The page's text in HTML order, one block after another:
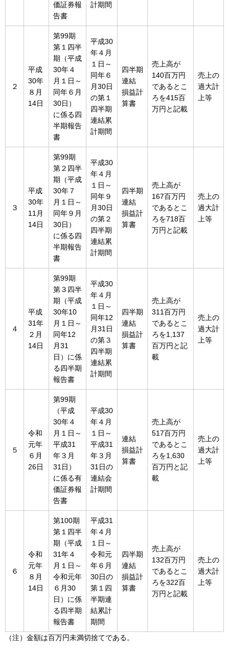
価証券報
告書
計期間
２
平成
30年
８月
14日
第99期
第１四半
期（平成
30年４
月１日～
同年６月
30日）
に係る四
半期報告
書
平成30
年４月
１日～
同年６
月30日
の第１
四半期
連結累
計期間
四半期
連結
損益計
算書
売上高が
140百万円
であるとこ
ろを415百
万円と記載
売上の
過大計
上等
３
平成
30年
11月
14日
第99期
第２四半
期（平成
30年７
月１日～
同年９月
30日）
に係る四
半期報告
書
平成30
年４月
１日～
同年９
月30日
の第２
四半期
連結累
計期間
四半期
連結
損益計
算書
売上高が
167百万円
であるとこ
ろを718百
万円と記載
売上の
過大計
上等
４
平成
31年
２月
14日
第99期
第３四半
期（平成
30年10
月１日～
同年12
月31
日）に係
る四半期
報告書
平成30
年４月
１日～
同年12
月31日
の第３
四半期
連結累
計期間
四半期
連結
損益計
算書
売上高が
311百万円
であるとこ
ろを1,137
百万円と記
載
売上の
過大計
上等
５
令和
元年
６月
26日
第99期
（平成
30年４
月１日～
平成31
年３月
31日）
に係る有
価証券報
告書
平成30
年４月
１日～
平成31
年３月
31日の
連結会
計期間
連結
損益計
算書
売上高が
517百万円
であるとこ
ろを1,630
百万円と記
載
売上の
過大計
上等
６
令和
元年
８月
14日
第100期
第１四半
期（平成
31年４
月１日～
令和元年
６月30
日）に係
る四半期
報告書
平成31
年４月
１日～
令和元
年６月
30日の
第１四
半期連
結累計
期間
四半期
連結
損益計
算書
売上高が
132百万円
であるとこ
ろを322百
万円と記載
売上の
過大計
上等
（注）金額は百万円未満切捨てである。